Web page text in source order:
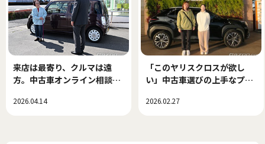
来店は最寄り、クルマは遠
方。中古車オンライン相談で
2026.04.14
「このヤリスクロスが欲し
い」中古車選びの上手なプロ
2026.02.27